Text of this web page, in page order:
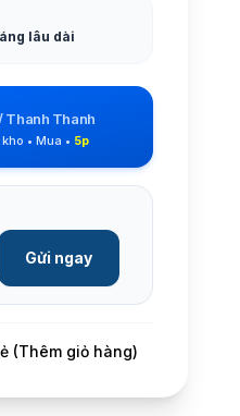
lâu dài
/Thanh Thanh
• Mua • 5p
Gửi ngay
(Thêm giỏ hàng)